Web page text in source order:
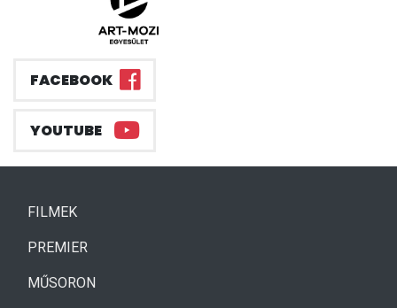
FACEBOOK
YOUTUBE
FILMEK(CURRENT)
PREMIER
MŰSORON